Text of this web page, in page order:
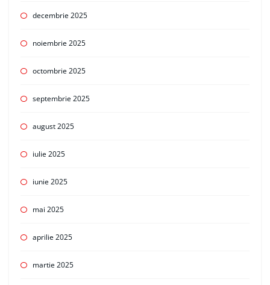
decembrie 2025
noiembrie 2025
octombrie 2025
septembrie 2025
august 2025
iulie 2025
iunie 2025
mai 2025
aprilie 2025
martie 2025